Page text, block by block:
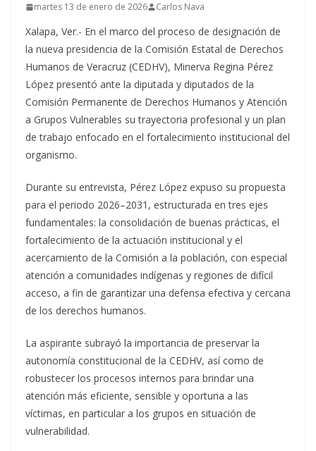
martes 13 de enero de 2026 Carlos Nava
Xalapa, Ver.- En el marco del proceso de designación de
la nueva presidencia de la Comisión Estatal de Derechos
Humanos de Veracruz (CEDHV), Minerva Regina Pérez
López presentó ante la diputada y diputados de la
Comisión Permanente de Derechos Humanos y Atención
a Grupos Vulnerables su trayectoria profesional y un plan
de trabajo enfocado en el fortalecimiento institucional del
organismo.
Durante su entrevista, Pérez López expuso su propuesta
para el periodo 2026–2031, estructurada en tres ejes
fundamentales: la consolidación de buenas prácticas, el
fortalecimiento de la actuación institucional y el
acercamiento de la Comisión a la población, con especial
atención a comunidades indígenas y regiones de difícil
acceso, a fin de garantizar una defensa efectiva y cercana
de los derechos humanos.
La aspirante subrayó la importancia de preservar la
autonomía constitucional de la CEDHV, así como de
robustecer los procesos internos para brindar una
atención más eficiente, sensible y oportuna a las
víctimas, en particular a los grupos en situación de
vulnerabilidad.